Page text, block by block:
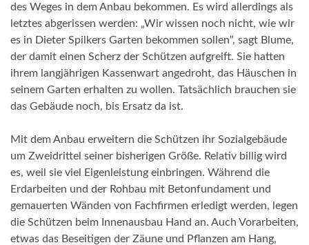
des Weges in dem Anbau bekommen. Es wird allerdings als
letztes abgerissen werden: „Wir wissen noch nicht, wie wir
es in Dieter Spilkers Garten bekommen sollen“, sagt Blume,
der damit einen Scherz der Schützen aufgreift. Sie hatten
ihrem langjährigen Kassenwart angedroht, das Häuschen in
seinem Garten erhalten zu wollen. Tatsächlich brauchen sie
das Gebäude noch, bis Ersatz da ist.
Mit dem Anbau erweitern die Schützen ihr Sozialgebäude
um Zweidrittel seiner bisherigen Größe. Relativ billig wird
es, weil sie viel Eigenleistung einbringen. Während die
Erdarbeiten und der Rohbau mit Betonfundament und
gemauerten Wänden von Fachfirmen erledigt werden, legen
die Schützen beim Innenausbau Hand an. Auch Vorarbeiten,
etwas das Beseitigen der Zäune und Pflanzen am Hang,